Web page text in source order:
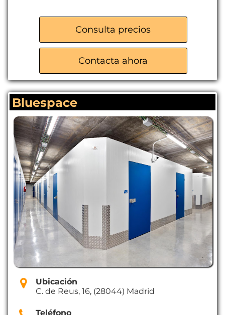
Almacenes para empresas
Servicio de mudanzas
Venta de material de embalaje
Servicio de carga de coche eléctrico
Consulta precios
Contacta ahora
Bluespace
Ubicación
C. de Reus, 16, (28044) Madrid
Teléfono